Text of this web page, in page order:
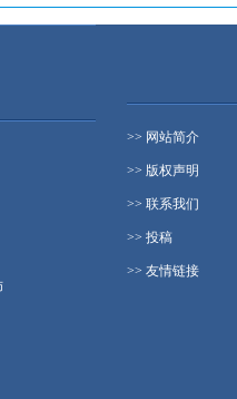
>> 网站简介
>> 版权声明
>> 联系我们
>> 投稿
>> 友情链接